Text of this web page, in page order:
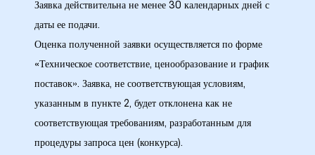
Заявка действительна не менее 30 календарных дней с
даты ее подачи.
Оценка полученной заявки осуществляется по форме
«Техническое соответствие, ценообразование и график
поставок». Заявка, не соответствующая условиям,
указанным в пункте 2, будет отклонена как не
соответствующая требованиям, разработанным для
процедуры запроса цен (конкурса).